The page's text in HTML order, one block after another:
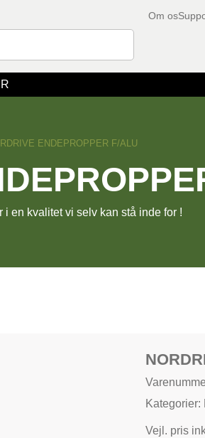
Om os
ENDEPROPPER F/ALU
i en kvalitet vi selv kan stå inde for !
Kategorier:
Vejl. pris